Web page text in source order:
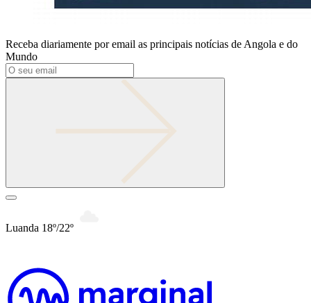
Receba diariamente por email as principais notícias de Angola e do
Mundo
Luanda 18º/22º